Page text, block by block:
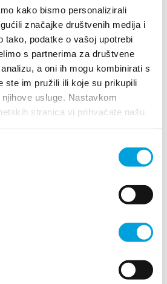
kako bismo personalizirali
značajke društvenih medija i
tako, podatke o vašoj upotrebi
s partnerima za društvene
a oni ih mogu kombinirati s
ste im pružili ili koje su prikupili
usluge. Nastavkom
stranica vi prihvaćate našu
info.hr
30, 21216 Kaštel Stari, Hrvatska